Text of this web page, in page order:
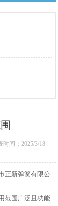
时间：2025/3/18
正新弹簧有限公
范围广泛且功能